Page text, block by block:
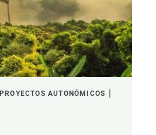
PROYECTOS AUTONÓMICOS